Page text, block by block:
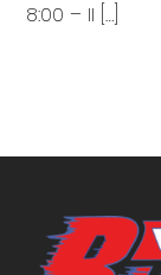
8:00 – II […]